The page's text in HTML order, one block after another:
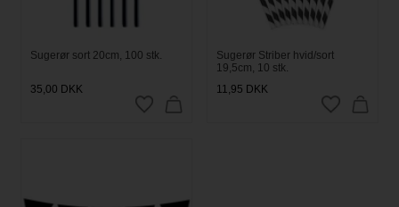
Sugerør sort 20cm, 100 stk.
35,00 DKK
Sugerør Striber hvid/sort
19,5cm, 10 stk.
11,95 DKK